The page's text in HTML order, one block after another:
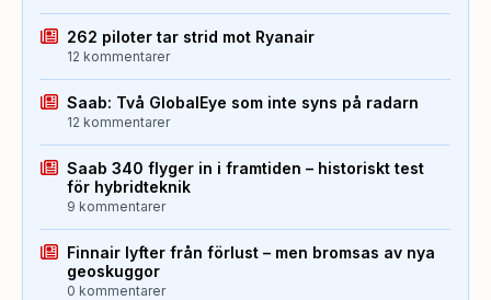
262 piloter tar strid mot Ryanair
12 kommentarer
Saab: Två GlobalEye som inte syns på radarn
12 kommentarer
Saab 340 flyger in i framtiden – historiskt test
för hybridteknik
9 kommentarer
Finnair lyfter från förlust – men bromsas av nya
geoskuggor
0 kommentarer